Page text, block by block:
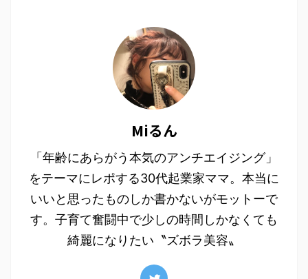
Miるん
「年齢にあらがう本気のアンチエイジング」
をテーマにレポする30代起業家ママ。本当に
いいと思ったものしか書かないがモットーで
す。子育て奮闘中で少しの時間しかなくても
綺麗になりたい〝ズボラ美容〟